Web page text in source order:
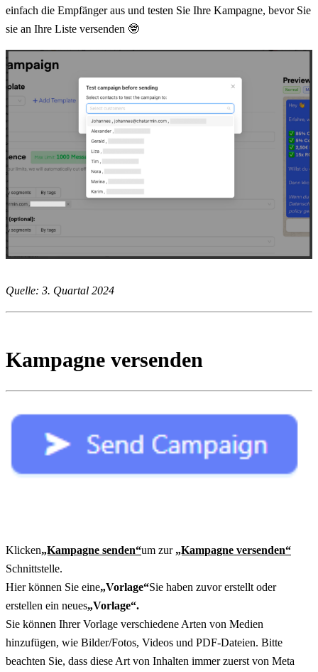
einfach die Empfänger aus und testen Sie Ihre Kampagne, bevor Sie
sie an Ihre Liste versenden 🤓
Quelle: 3. Quartal 2024
Kampagne versenden
Klicken„Kampagne senden“um zur „Kampagne versenden“
Schnittstelle.
Hier können Sie eine„Vorlage“Sie haben zuvor erstellt oder
erstellen ein neues„Vorlage“.
Sie können Ihrer Vorlage verschiedene Arten von Medien
hinzufügen, wie Bilder/Fotos, Videos und PDF-Dateien. Bitte
beachten Sie, dass diese Art von Inhalten immer zuerst von Meta